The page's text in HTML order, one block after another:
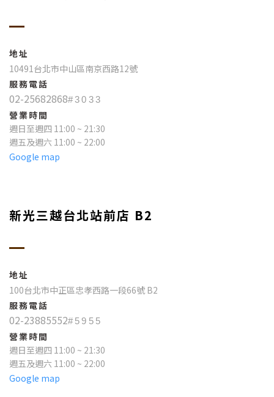
地址
10491台北市中山區南京西路12號
服務電話
02-25682868#3033
營業時間
週日至週四 11:00 ~ 21:30
週五及週六 11:00 ~ 22:00
Google map
新光三越台北站前店 B2
地址
100台北市中正區忠孝西路一段66號 B2
服務電話
02-23885552#5955
營業時間
週日至週四 11:00 ~ 21:30
週五及週六 11:00 ~ 22:00
Google map